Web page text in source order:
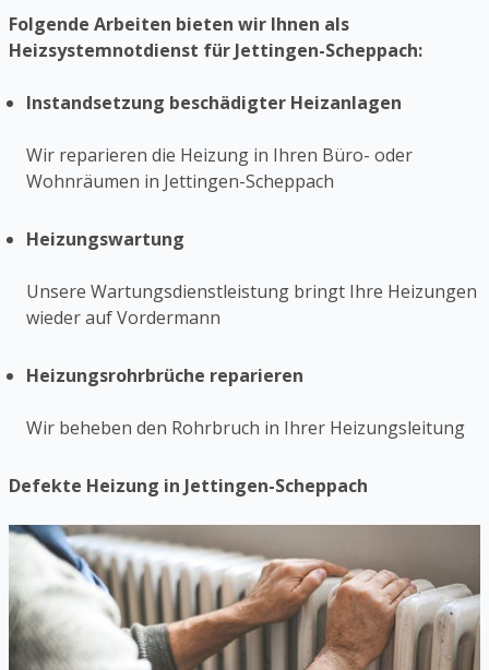
Folgende Arbeiten bieten wir Ihnen als
Heizsystemnotdienst für Jettingen-Scheppach:
Instandsetzung beschädigter Heizanlagen
Wir reparieren die Heizung in Ihren Büro- oder
Wohnräumen in Jettingen-Scheppach
Heizungswartung
Unsere Wartungsdienstleistung bringt Ihre Heizungen
wieder auf Vordermann
Heizungsrohrbrüche reparieren
Wir beheben den Rohrbruch in Ihrer Heizungsleitung
Defekte Heizung in Jettingen-Scheppach